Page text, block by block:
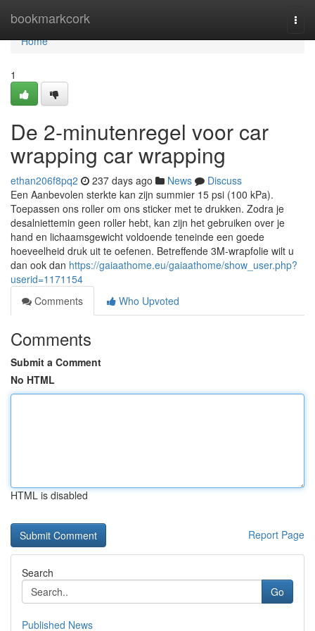
bookmarkcork
Home
Home
1
De 2-minutenregel voor car
wrapping car wrapping
ethan206f8pq2 237 days ago News
Discuss
Een Aanbevolen sterkte kan zijn summier 15 psi (100 kPa).
Toepassen ons roller om ons sticker met te drukken. Zodra je
desalniettemin geen roller hebt, kan zijn het gebruiken over je
hand en lichaamsgewicht voldoende teneinde een goede
hoeveelheid druk uit te oefenen. Betreffende 3M-wrapfolie wilt u
dan ook dan https://gaiaathome.eu/gaiaathome/show_user.php?
userid=1171154
Comments
Who Upvoted
Comments
Submit a Comment
No HTML
HTML is disabled
Report Page
Search
Go
Published News